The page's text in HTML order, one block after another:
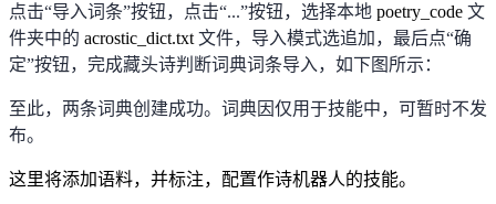
点击“导入词条”按钮，点击“...”按钮，选择本地 poetry_code 文
件夹中的 acrostic_dict.txt 文件，导入模式选追加，最后点“确
定”按钮，完成藏头诗判断词典词条导入，如下图所示：
至此，两条词典创建成功。词典因仅用于技能中，可暂时不发
布。
这里将添加语料，并标注，配置作诗机器人的技能。